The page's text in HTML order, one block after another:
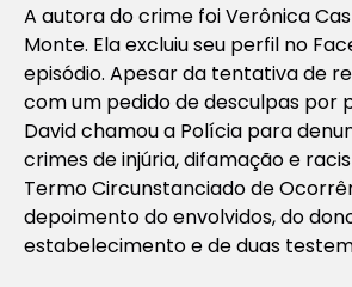
A autora do crime foi Verônica
Monte. Ela excluiu seu perfil no
episódio. Apesar da tentativa de
com um pedido de desculpas por
David chamou a Polícia para
crimes de injúria, difamação e
Termo Circunstanciado de
depoimento do envolvidos, do
estabelecimento e de duas